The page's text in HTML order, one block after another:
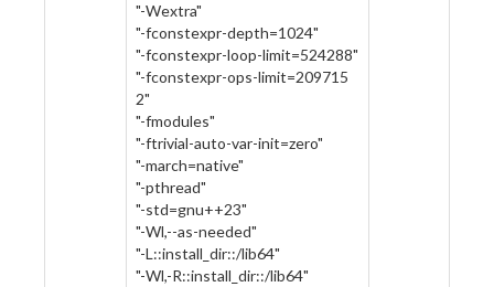
"-Wextra"
"-fconstexpr-depth=1024"
"-fconstexpr-loop-limit=524288"
"-fconstexpr-ops-limit=209715
2"
"-fmodules"
"-ftrivial-auto-var-init=zero"
"-march=native"
"-pthread"
"-std=gnu++23"
"-Wl,--as-needed"
"-L::install_dir::/lib64"
"-Wl,-R::install_dir::/lib64"